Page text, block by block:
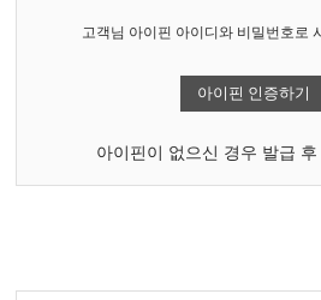
고객님 아이핀 아이디와 비밀번호로
아이핀 인증하기
아이핀이 없으신 경우 발급 후